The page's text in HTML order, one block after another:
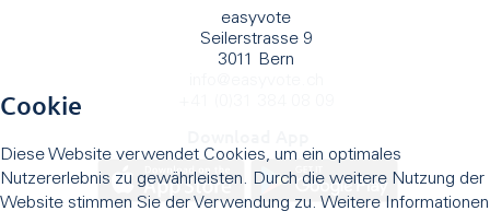
easyvote
Seilerstrasse 9
3011 Bern
Cookie
Diese Website verwendet Cookies, um ein optimales
Nutzererlebnis zu gewährleisten. Durch die weitere Nutzung der
Website stimmen Sie der Verwendung zu. Weitere Informationen